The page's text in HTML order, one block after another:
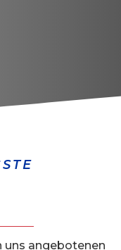
uns angebotenen